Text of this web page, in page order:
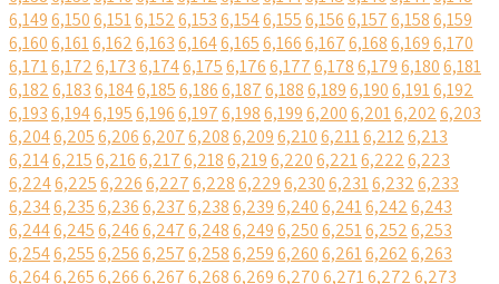
6,1496,1506,1516,1526,1536,1546,1556,1566,1576,1586,159
6,1606,1616,1626,1636,1646,1656,1666,1676,1686,1696,170
6,1716,1726,1736,1746,1756,1766,1776,1786,1796,1806,181
6,1826,1836,1846,1856,1866,1876,1886,1896,1906,1916,192
6,1936,1946,1956,1966,1976,1986,1996,2006,2016,2026,203
6,2046,2056,2066,2076,2086,2096,2106,2116,2126,213
6,2146,2156,2166,2176,2186,2196,2206,2216,2226,223
6,2246,2256,2266,2276,2286,2296,2306,2316,2326,233
6,2346,2356,2366,2376,2386,2396,2406,2416,2426,243
6,2446,2456,2466,2476,2486,2496,2506,2516,2526,253
6,2546,2556,2566,2576,2586,2596,2606,2616,2626,263
6,2646,2656,2666,2676,2686,2696,2706,2716,2726,273